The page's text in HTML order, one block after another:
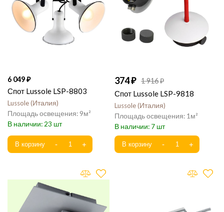
6 049
Спот Lussole LSP-8803
Lussole Италия
9
23
374 1 916
Спот Lussole LSP-9818
Lussole Италия
1
7